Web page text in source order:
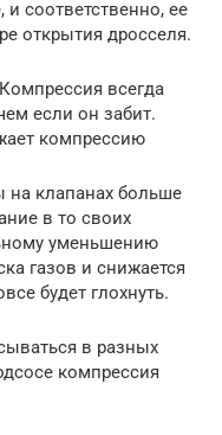
соответственно, ее
открытия дросселя.
всегда
если он забит.
компрессию
на клапанах больше
в то своих
уменьшению
газов и снижается
будет глохнуть.
в разных
компрессия